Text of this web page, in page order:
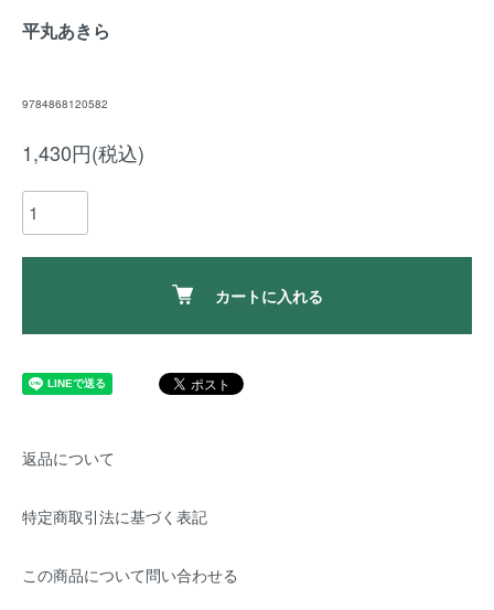
平丸あきら
9784868120582
1,430円(税込)
カートに入れる
返品について
特定商取引法に基づく表記
この商品について問い合わせる